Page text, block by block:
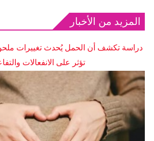
المزيد من الأخبار
دراسة تكشف أن الحمل يُحدث تغييرات
تؤثر على الانفعالات